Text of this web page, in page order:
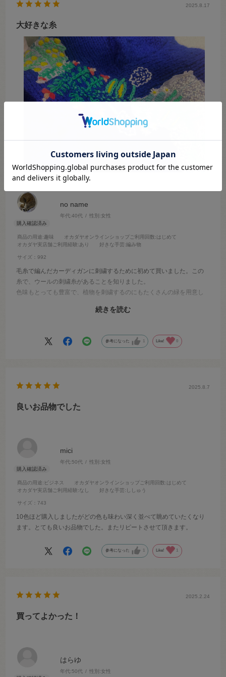
no name
年代:40代 性別:女性
商品の用途:趣味 オカダヤオンラインショップご利用回数:はじめて
オカダヤ実店舗ご利用経験:あり 好きな手芸:編み物
サイズ：992
2025.8.17
大好きな糸
毛糸で編んだカーディガンに刺繍するために初めて買いました。この
糸で、ウールの刺繍糸があることを知りました。
色味もとっても豊富で、植物を刺繍するのにもたくさんの緑を用意し
花の部分ではこの白色を1番使いました。優しい色味の発色で素敵に刺
続きを読む
参考になった 1 Like! 0
mici
年代:50代 性別:女性
商品の用途:ビジネス オカダヤオンラインショップご利用回数:はじめて
オカダヤ実店舗ご利用経験:なし 好きな手芸:ししゅう
サイズ：743
2025.8.7
良いお品物でした
10色ほど購入しましたがどの色も味わい深く並べて眺めていたくなり
ます。とても良いお品物でした。またリピートさせて頂きます。
参考になった 1 Like! 1
はらゆ
年代:50代 性別:女性
2025.2.24
買ってよかった！